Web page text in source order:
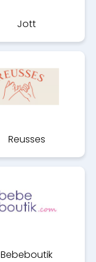
Jott
Reusses
Bebeboutik